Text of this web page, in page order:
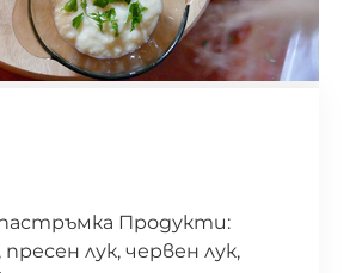
Продукти:
лук, червен лук,